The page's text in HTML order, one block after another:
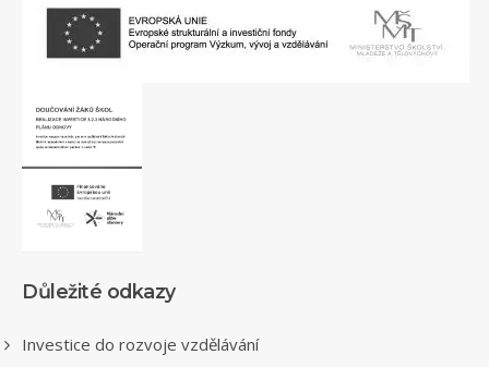
Důležité odkazy
Investice do rozvoje vzdělávání